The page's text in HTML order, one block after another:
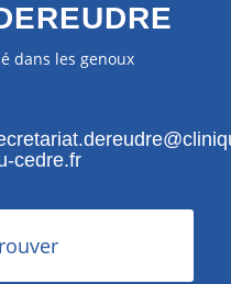
dans les genoux
cedre.fr